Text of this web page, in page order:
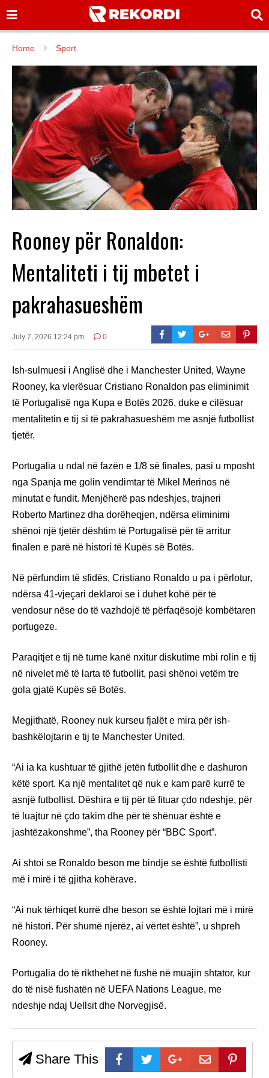
Home Sport
Rooney për Ronaldon:
Mentaliteti i tij mbetet i
pakrahasueshëm
July 7, 2026 12:24 pm 0
Ish-sulmuesi i Anglisë dhe i Manchester United, Wayne
Rooney, ka vlerësuar Cristiano Ronaldon pas eliminimit
të Portugalisë nga Kupa e Botës 2026, duke e cilësuar
mentalitetin e tij si të pakrahasueshëm me asnjë futbollist
tjetër.
Portugalia u ndal në fazën e 1/8 së finales, pasi u mposht
nga Spanja me golin vendimtar të Mikel Merinos në
minutat e fundit. Menjëherë pas ndeshjes, trajneri
Roberto Martinez dha dorëheqjen, ndërsa eliminimi
shënoi një tjetër dështim të Portugalisë për të arritur
finalen e parë në histori të Kupës së Botës.
Në përfundim të sfidës, Cristiano Ronaldo u pa i përlotur,
ndërsa 41-vjeçari deklaroi se i duhet kohë për të
vendosur nëse do të vazhdojë të përfaqësojë kombëtaren
portugeze.
Paraqitjet e tij në turne kanë nxitur diskutime mbi rolin e tij
në nivelet më të larta të futbollit, pasi shënoi vetëm tre
gola gjatë Kupës së Botës.
Megjithatë, Rooney nuk kurseu fjalët e mira për ish-
bashkëlojtarin e tij te Manchester United.
“Ai ia ka kushtuar të gjithë jetën futbollit dhe e dashuron
këtë sport. Ka një mentalitet që nuk e kam parë kurrë te
asnjë futbollist. Dëshira e tij për të fituar çdo ndeshje, për
të luajtur në çdo takim dhe për të shënuar është e
jashtëzakonshme”, tha Rooney për “BBC Sport”.
Ai shtoi se Ronaldo beson me bindje se është futbollisti
më i mirë i të gjitha kohërave.
“Ai nuk tërhiqet kurrë dhe beson se është lojtari më i mirë
në histori. Për shumë njerëz, ai vërtet është”, u shpreh
Rooney.
Portugalia do të rikthehet në fushë në muajin shtator, kur
do të nisë fushatën në UEFA Nations League, me
ndeshje ndaj Uellsit dhe Norvegjisë.
Share This